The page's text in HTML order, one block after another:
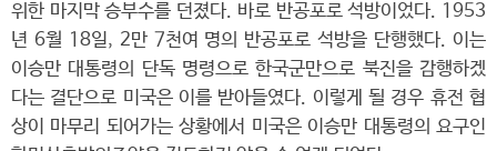
위한 마지막 승부수를 던졌다. 바로 반공포로 석방이었다. 1953
년 6월 18일, 2만 7천여 명의 반공포로 석방을 단행했다. 이는
이승만 대통령의 단독 명령으로 한국군만으로 북진을 감행하겠
다는 결단으로 미국은 이를 받아들였다. 이렇게 될 경우 휴전 협
상이 마무리 되어가는 상황에서 미국은 이승만 대통령의 요구인